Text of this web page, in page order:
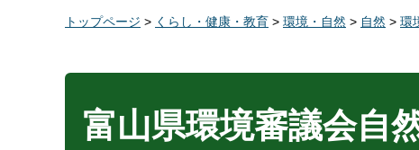
トップページ > くらし・健康・教育 > 環境・自然 > 自然 > 環
富山県環境審議会自